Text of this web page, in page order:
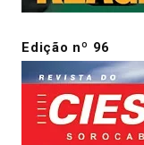
Edição nº 96